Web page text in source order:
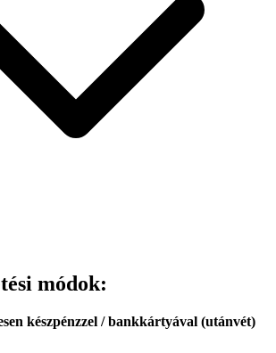
módok:
készpénzzel / bankkártyával (utánvét)